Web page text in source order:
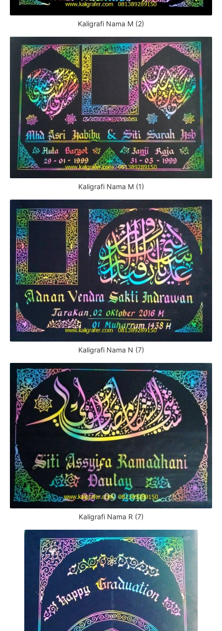
Kaligrafi Nama M (2)
Kaligrafi Nama M (1)
Kaligrafi Nama N (7)
Kaligrafi Nama R (7)